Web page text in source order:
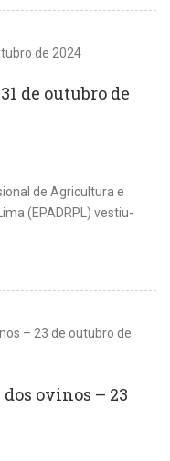
de outubro de
de Agricultura e
(EPADRPL) vestiu-
ovinos – 23